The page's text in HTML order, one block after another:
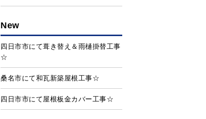
New
四日市市にて葺き替え＆雨樋掛替工事
☆
桑名市にて和瓦新築屋根工事☆
四日市市にて屋根板金カバー工事☆